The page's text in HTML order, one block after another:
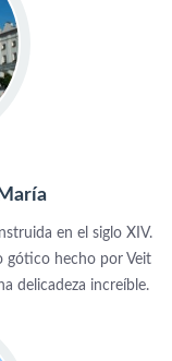
en el siglo XIV.
gótico hecho por Veit
delicadeza increíble.